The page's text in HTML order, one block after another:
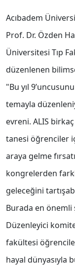
Acıbadem
Prof. Dr. Özden
Üniversitesi Tıp
düzenlenen
"Bu yıl
temayla
evreni. ALIS
tanesi öğrenciler
araya gelme
kongrelerden
geleceğini
Burada en
Düzenleyici
fakültesi
hayal dünyasıyla